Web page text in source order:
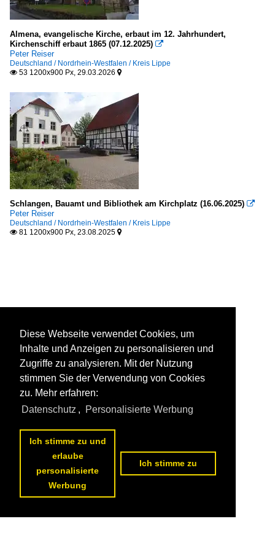
Almena, evangelische Kirche, erbaut im 12. Jahrhundert,
Kirchenschiff erbaut 1865 (07.12.2025) 
Peter Reiser
Deutschland / Nordrhein-Westfalen / Kreis Lippe
 53 1200x900 Px, 29.03.2026 
Schlangen, Bauamt und Bibliothek am Kirchplatz (16.06.2025) 
Peter Reiser
Deutschland / Nordrhein-Westfalen / Kreis Lippe
 81 1200x900 Px, 23.08.2025 
Diese Webseite verwendet Cookies, um
Inhalte und Anzeigen zu personalisieren und
Zugriffe zu analysieren. Mit der Nutzung
stimmen Sie der Verwendung von Cookies
zu. Mehr erfahren:
Datenschutz , Personalisierte Werbung
Ich stimme zu und
erlaube
personalisierte
Werbung
Ich stimme zu